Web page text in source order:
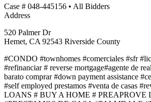
Case # 048-445156 • All Bidders
Address
520 Palmer Dr
Hemet, CA 92543 Riverside County
#CONDO #townhomes #comerciales #sfr
#refinanciar # reverse mortgage#agente de
barato comprar #down payment assistance
#self employed prestamos #venta de
LOANS # BUY A HOME #